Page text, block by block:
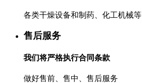
各类干燥设备和制药、化工机械等
售后服务
我们将严格执行合同条款
做好售前、售中、售后服务